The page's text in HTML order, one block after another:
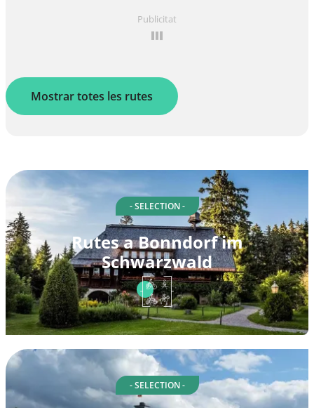
Publicitat
Mostrar totes les rutes
- SELECTION -
Rutes a Bonndorf im
Schwarzwald
- SELECTION -